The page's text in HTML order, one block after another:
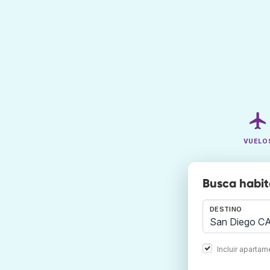
Busca
DESTINO
Incluir